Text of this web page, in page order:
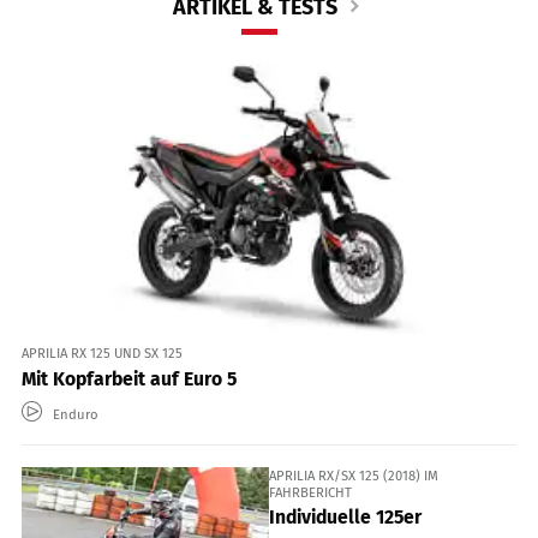
ARTIKEL & TESTS
APRILIA RX 125 UND SX 125
Mit Kopfarbeit auf Euro 5
Enduro
APRILIA RX/SX 125 (2018) IM
FAHRBERICHT
Individuelle 125er